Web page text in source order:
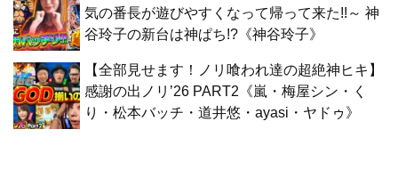
気の番長が遊びやすくなって帰って来た!!～ 神
谷玲子の新台は神ぱち!?《神谷玲子》
【全部見せます！ノリ喰われ達の超絶神ヒキ】
感謝の出ノリ’26 PART2《嵐・梅屋シン・く
り・松本バッチ・道井悠・ayasi・ヤドゥ》